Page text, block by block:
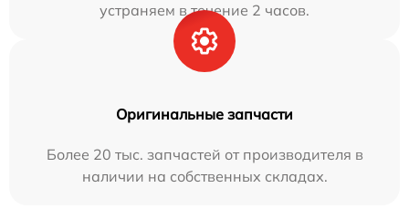
устраняем в течение 2 часов.
Оригинальные запчасти
Более 20 тыс. запчастей от производителя в
наличии на собственных складах.